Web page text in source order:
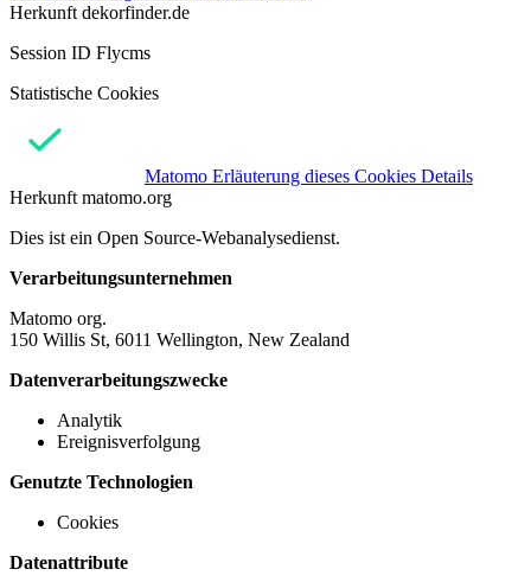
Herkunft dekorfinder.de
Session ID Flycms
Statistische Cookies
Matomo Erläuterung dieses Cookies Details
Herkunft matomo.org
Dies ist ein Open Source-Webanalysedienst.
Verarbeitungsunternehmen
Matomo org.
150 Willis St, 6011 Wellington, New Zealand
Datenverarbeitungszwecke
Analytik
Ereignisverfolgung
Genutzte Technologien
Cookies
Datenattribute